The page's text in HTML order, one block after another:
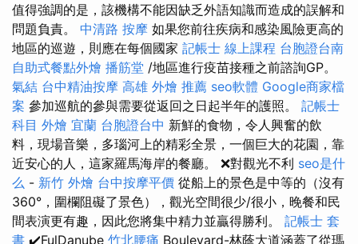
值得強調的是，該機構不能因缺乏外語知識而造成的誤解和
問題負責。 中清路 按摩 如果您前往疾病和感染風險更高的
地區的巡遊，則應在每個國家 記帳士 線上課程 台胞證台南
自助式餐點外燴 播筋堂 /地區進行疫苗接種之前諮詢GP。
氣結 台中精油按摩 高雄 外燴 推薦 seo軟體 Google商家檔
案 參加巡航的參與需要從返回之日起半年的護照。 記帳士
科目 外燴 宜蘭 台胞證台中 新鮮的食物，令人興奮的飲
料，現場音樂，多瑙河上的精彩全景，一個巨大的花園，靠
近安心的人，這家羅馬海岸的餐廳。 ❌對觀光不利 seo是什
么 - 新竹 外燴 台中按摩平價 從船上的景色是中等的（沒有
360°，圍欄阻礙了景色），觀光空間很少/很小，晚餐和民
間表演更有趣，因此您將集中精力並贏得勝利。 記帳士 套
書 ✔️FulDanube 竹北腰痛 Boulevard-林蔭大道涵蓋了從瑪